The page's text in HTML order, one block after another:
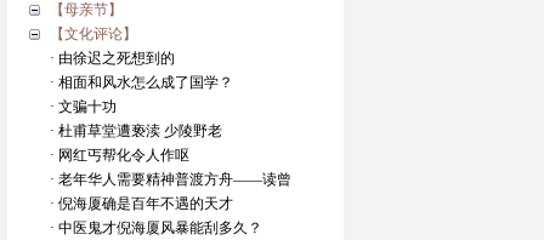
【母亲节】
【文化评论】
· 由徐迟之死想到的
· 相面和风水怎么成了国学？
· 文骗十功
· 杜甫草堂遭亵渎 少陵野老
· 网红丐帮化令人作呕
· 老年华人需要精神普渡方舟——读曾
· 倪海厦确是百年不遇的天才
· 中医鬼才倪海厦风暴能刮多久？